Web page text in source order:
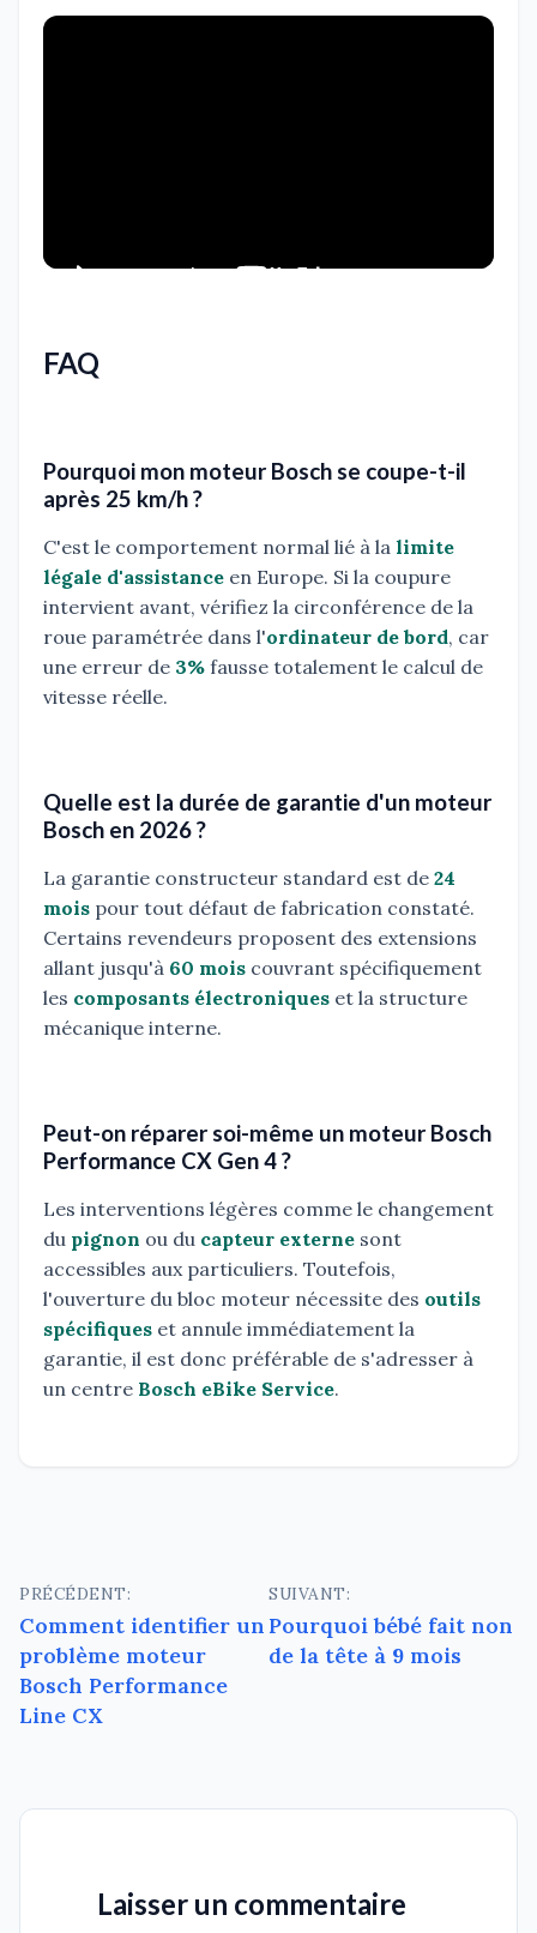
FAQ
Pourquoi mon moteur Bosch se coupe-t-il
après 25 km/h ?
C'est le comportement normal lié à la limite
légale d'assistance en Europe. Si la coupure
intervient avant, vérifiez la circonférence de la
roue paramétrée dans l'ordinateur de bord, car
une erreur de 3% fausse totalement le calcul de
vitesse réelle.
Quelle est la durée de garantie d'un moteur
Bosch en 2026 ?
La garantie constructeur standard est de 24
mois pour tout défaut de fabrication constaté.
Certains revendeurs proposent des extensions
allant jusqu'à 60 mois couvrant spécifiquement
les composants électroniques et la structure
mécanique interne.
Peut-on réparer soi-même un moteur Bosch
Performance CX Gen 4 ?
Les interventions légères comme le changement
du pignon ou du capteur externe sont
accessibles aux particuliers. Toutefois,
l'ouverture du bloc moteur nécessite des outils
spécifiques et annule immédiatement la
garantie, il est donc préférable de s'adresser à
un centre Bosch eBike Service.
Navigation
de
l’article
PRÉCÉDENT:
Comment identifier un
problème moteur
Bosch Performance
Line CX
SUIVANT:
Pourquoi bébé fait non
de la tête à 9 mois
Laisser un commentaire